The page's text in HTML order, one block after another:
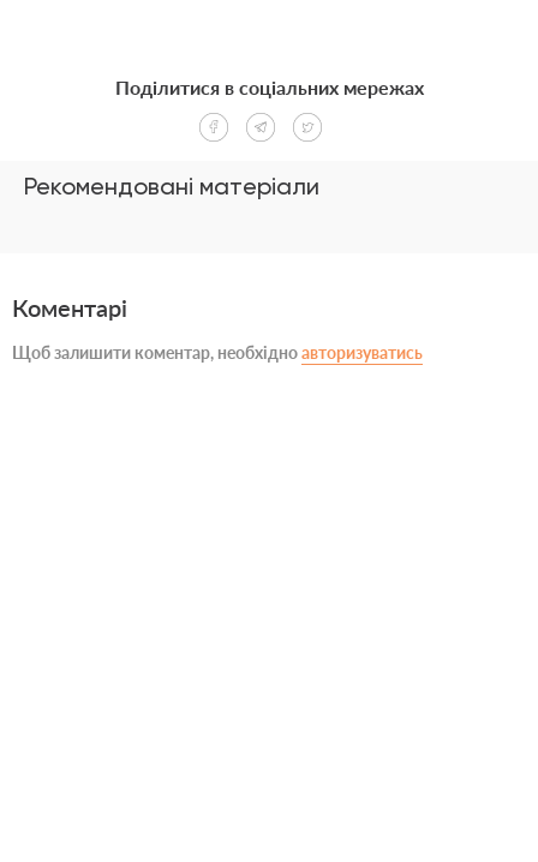
Рекомендовані матеріали
Поділитися в соціальних мережах
Коментарі
Щоб залишити коментар, необхідноавторизуватись